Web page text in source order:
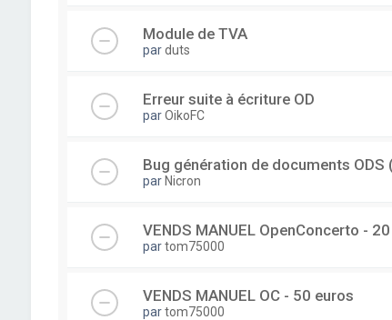
Module de TVA
parduts
Erreur suite à écriture OD
parOikoFC
Bug génération de documents ODS
par Nicron
VENDS MANUEL OpenConcerto -
partom75000
VENDS MANUEL OC - 50 euros
partom75000